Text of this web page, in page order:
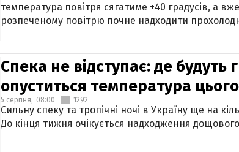
температура повітря сягатиме +40 градусів, а
розпеченому повітрю почне надходити
Спека не відступає: де будуть
опуститься температура
5 серпня, 08:00 1292
Сильну спеку та тропічні ночі в Україну ще на
До кінця тижня очікується надходження